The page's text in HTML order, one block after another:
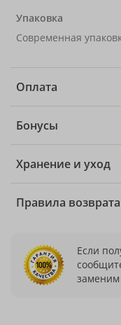
Упаковка
Современная
Оплата
Бонусы
Хранение и уход
Правила возврата
Если
заменим